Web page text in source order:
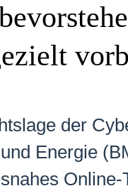
der
Energie